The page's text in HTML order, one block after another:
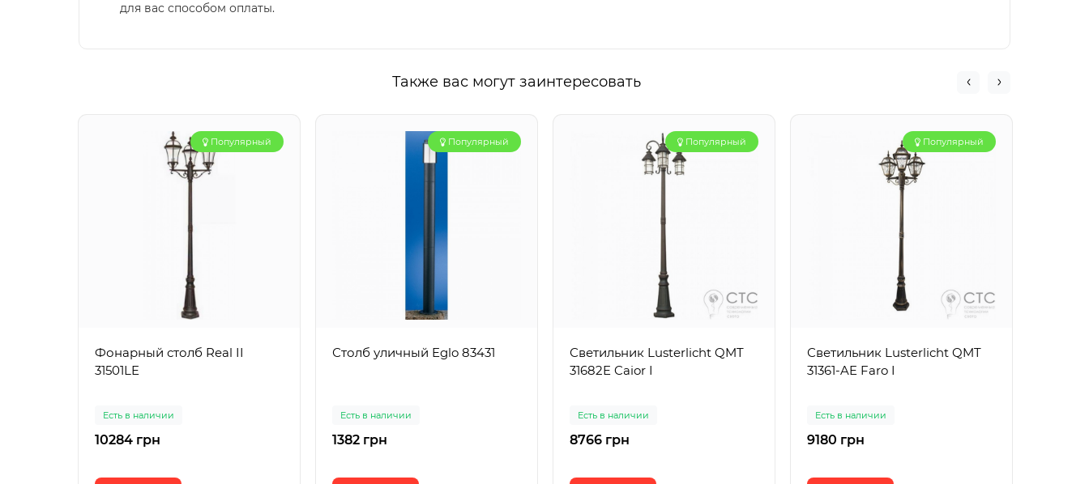
для вас способом оплаты.
Также вас могут заинтересовать
Популярный
Фонарный столб Real II
31501LE
Есть в наличии
10284 грн
Популярный
Столб уличный Eglo 83431
Есть в наличии
1382 грн
Популярный
Светильник Lusterlicht QMT
31682E Caior I
Есть в наличии
8766 грн
Популярный
Светильник Lusterlicht QMT
31361-AE Faro I
Есть в наличии
9180 грн